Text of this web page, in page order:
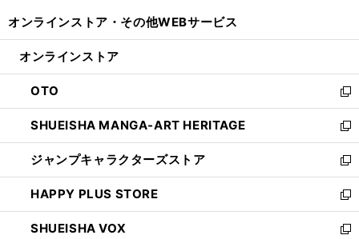
開
ン
ウ
で
開
く
ウ
ン
ド
ウ
で
開
く
オンラインストア・ その他WEBサービス
オンラインストア
OTO
新
し
い
ウ
ィ
ン
ド
ウ
で
SHUEISHA MANGA-ART HERITAGE
新
し
い
ウ
ィ
ン
ド
ジャンプキャラクターズストア
新
し
い
ウ
ィ
HAPPY PLUS STORE
新
し
い
SHUEISHA VOX
新